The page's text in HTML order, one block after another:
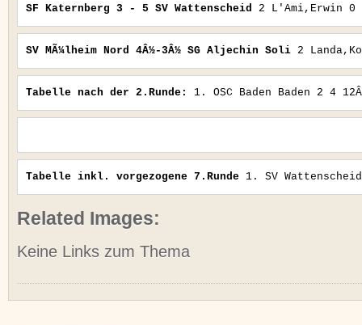
SF Katernberg 3 - 5 SV Wattenscheid 2 L'Ami,Erwin
SV MÃ¼lheim Nord 4Â½-3Â½ SG Aljechin Soli 2
Tabelle nach der 2.Runde: 1. OSC Baden Baden 2 4
Tabelle inkl. vorgezogene 7.Runde 1. SV
Related Images:
Keine Links zum Thema